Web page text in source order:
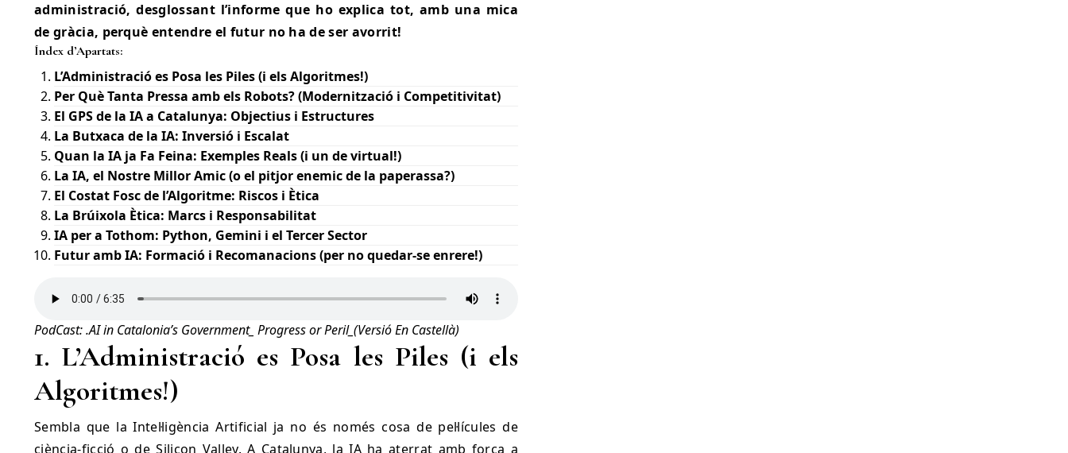
administració, desglossant l’informe que ho explica tot, amb una mica
de gràcia, perquè entendre el futur no ha de ser avorrit!
Índex d’Apartats:
L’Administració es Posa les Piles (i els Algoritmes!)
Per Què Tanta Pressa amb els Robots? (Modernització i Competitivitat)
El GPS de la IA a Catalunya: Objectius i Estructures
La Butxaca de la IA: Inversió i Escalat
Quan la IA ja Fa Feina: Exemples Reals (i un de virtual!)
La IA, el Nostre Millor Amic (o el pitjor enemic de la paperassa?)
El Costat Fosc de l’Algoritme: Riscos i Ètica
La Brúixola Ètica: Marcs i Responsabilitat
IA per a Tothom: Python, Gemini i el Tercer Sector
Futur amb IA: Formació i Recomanacions (per no quedar-se enrere!)
PodCast: .AI in Catalonia’s Government_ Progress or Peril_(Versió En Castellà)
1. L’Administració es Posa les Piles (i els
Algoritmes!)
Sembla que la Intel·ligència Artificial ja no és només cosa de pel·lícules de
ciència-ficció o de Silicon Valley. A Catalunya, la IA ha aterrat amb força a